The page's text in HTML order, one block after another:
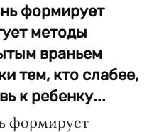
формирует
методы
враньем
тем, кто слабее,
к ребенку...
формирует